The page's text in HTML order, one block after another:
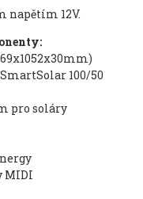
napětím 12V.
100/50
pro soláry
MIDI